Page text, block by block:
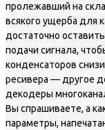
пролежавший на
всякого ущерба для
достаточно
подачи сигнала,
конденсаторов
ресивера — другое
декодеры
Вы спрашиваете, а
параметры,